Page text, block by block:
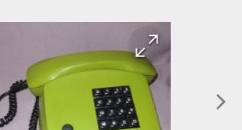
arrow_back
arrow_forward
arrow_forward_ios